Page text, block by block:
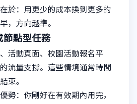
於：用更少的成本換到更多的
，方向越準。
節點型任務
活動頁面、校園活動報名平
流量支撐。這些情境通常時間
束。
勢：你剛好在有效期內用完，